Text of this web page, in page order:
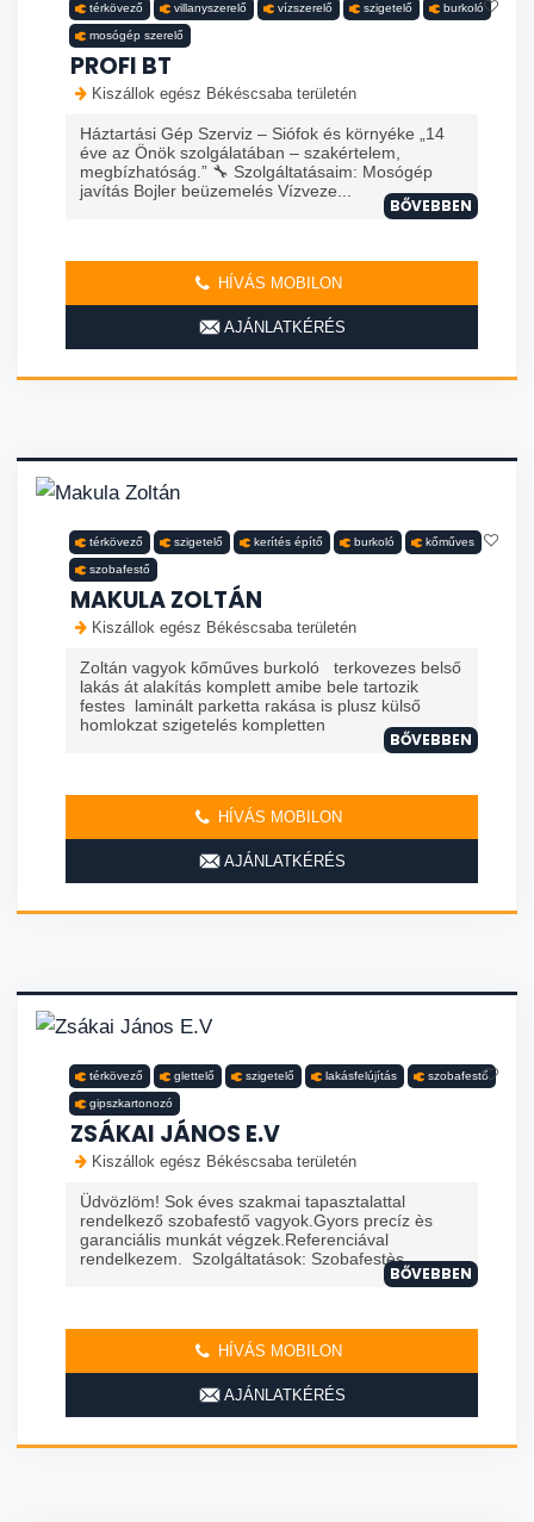
térkövező villanyszerelő vízszerelő szigetelő burkoló
mosógép szerelő
PROFI BT
Kiszállok egész Békéscsaba területén
Háztartási Gép Szerviz – Siófok és környéke „14
éve az Önök szolgálatában – szakértelem,
megbízhatóság.” 🔧 Szolgáltatásaim: Mosógép
javítás Bojler beüzemelés Vízveze...
BŐVEBBEN
HÍVÁS MOBILON
AJÁNLATKÉRÉS
térkövező szigetelő kerítés építő burkoló kőműves
szobafestő
MAKULA ZOLTÁN
Kiszállok egész Békéscsaba területén
Zoltán vagyok kőműves burkoló terkovezes belső
lakás át alakítás komplett amibe bele tartozik
festes laminált parketta rakása is plusz külső
homlokzat szigetelés kompletten
BŐVEBBEN
HÍVÁS MOBILON
AJÁNLATKÉRÉS
térkövező glettelő szigetelő lakásfelújítás szobafestő
gipszkartonozó
ZSÁKAI JÁNOS E.V
Kiszállok egész Békéscsaba területén
Üdvözlöm! Sok éves szakmai tapasztalattal
rendelkező szobafestő vagyok.Gyors precíz ès
garanciális munkát végzek.Referenciával
rendelkezem. Szolgáltatások: Szobafestès ...
BŐVEBBEN
HÍVÁS MOBILON
AJÁNLATKÉRÉS